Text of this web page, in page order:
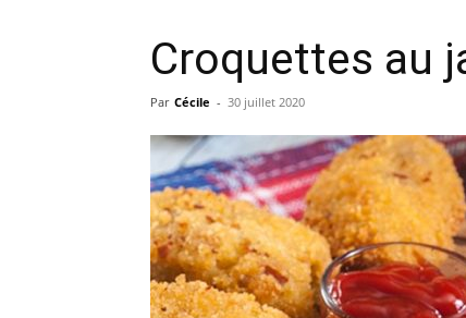
Croquettes au
Par Cécile - 30 juillet 2020